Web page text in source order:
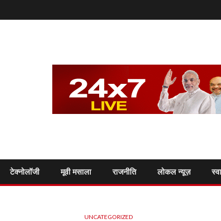
टेक्नोलॉजी मूवी मसाला राजनीति लोकल न्यूज़
UNCATEGORIZED